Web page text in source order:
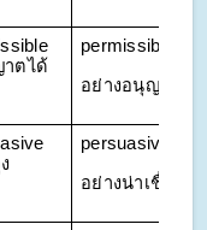
ตได้
permissibly
อย่างอนุญาตได้
persuasively
อย่างน่าเชื่อถือ